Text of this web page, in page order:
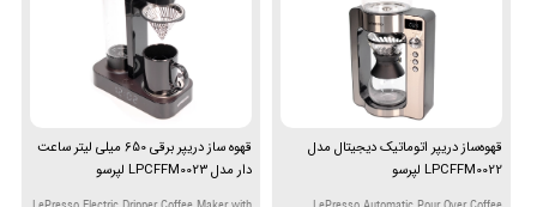
قهوه‌ساز دریپر اتوماتیک دیجیتال مدل
LPCFFM0022 لپرسو
قهوه ساز دریپر برقی 650 میلی لیتر ساعت
دار مدل LPCFFM0023 لپرسو